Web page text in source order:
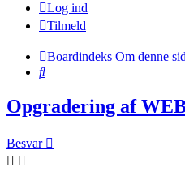
Log ind
Tilmeld
Boardindeks Om denne
Søg
Opgradering af
Besvar